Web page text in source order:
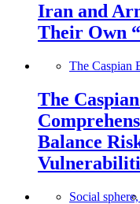
Iran and
Their Own
The Caspian
The
Balance
Social sphere,